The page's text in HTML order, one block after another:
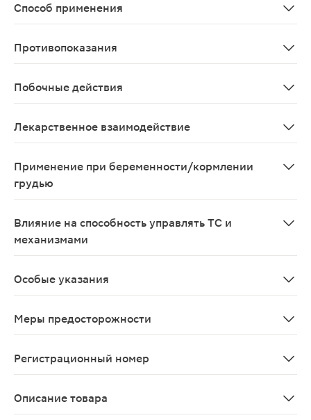
Способ применения
Противопоказания
Побочные действия
Лекарственное взаимодействие
Применение при беременности/кормлении
грудью
Влияние на способность управлять ТС и
механизмами
Особые указания
Меры предосторожности
Регистрационный номер
Описание товара